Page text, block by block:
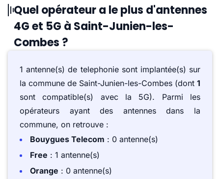
Quel opérateur a le plus d'antennes
4G et 5G à Saint-Junien-les-
Combes ?
1 antenne(s) de telephonie sont implantée(s) sur
la commune de Saint-Junien-les-Combes (dont 1
sont compatible(s) avec la 5G). Parmi les
opérateurs ayant des antennes dans la
commune, on retrouve :
Bouygues Telecom : 0 antenne(s)
Free : 1 antenne(s)
Orange : 0 antenne(s)